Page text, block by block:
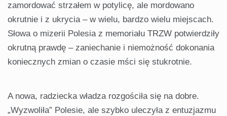
zamordować strzałem w potylicę, ale mordowano
okrutnie i z ukrycia – w wielu, bardzo wielu miejscach.
Słowa o mizerii Polesia z memoriału TRZW potwier­dziły
okrutną prawdę – zaniechanie i niemożność dokonania
koniecznych zmian o czasie mści się stukrotnie.
A nowa, radziecka władza rozgości­ła się na dobre.
„Wyzwoliła” Polesie, ale szybko uleczyła z entuzjazmu